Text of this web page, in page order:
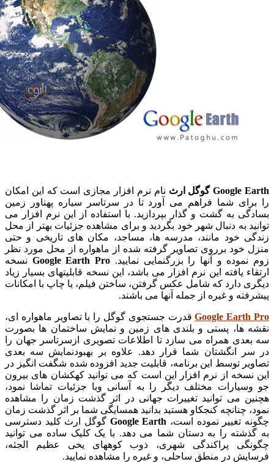
Google گوگل ارثنام نرم افزار مجازی است که این امکان
شما فراهم می آورد تا در سرتاسر سیاره پهناور زمین
به گشت و گذار بپردازید. با استفاده از این نرم افزار می
به دنبال شهر خود بگردید و برای مشاهده جزئیات بهتر از محل
خود مانند، مدرسه ها، مساجد، مکان های تاریخی و حتی
خود برروی تصاویر گرفته شده از ماهواره از محل مورد نظر
و آنها را بزرگنمایی نمایید.Google Earth Proنسخه
یافته این نرم افزار می باشد، این نسخه قابلیتهای بسیار زیاد
دارد که شامل عکس گرفتن، ساختن فیلم، یا چاپ با امکانات
و غیره از جمله آنها می باشند.
Googleقدرت جستجوی گوگل را با تصاویر ماهواره ای،
ها، پستی و بلندی های زمین و نمایش ساختمان ها بصورت
همراه می سازد تا اطلاعات تصویری ازسرتاسر جهان را
انگشتان شما قرار دهد. علاوه بر بهبودنمایش سه بعدی
توسط این برنامه، قابلیت جدید افزوده شده شگفت انگیز در
از نرم افزار این است که می توانید کهکشان های بیرون
مختلف دیگر را به آسانی وبا جزئیات تماشا نمود،
می توانید تغییرات جهانی در اثر گذشت زمان را مشاهده
چنانچه کنجکاو هستید بدانید همسایگی شما بر اثر گذشت زمان
تغییر نموده است،Google Earthگوگل ارث کلید دسترسی
را به دستان شما می دهد. با یک کلیک ساده می توانید
پراکندگی شهری، ذوب کوههای یخی عظیم الجثه،
در منطق ساحلی، و غیره را مشاهده نمایید.